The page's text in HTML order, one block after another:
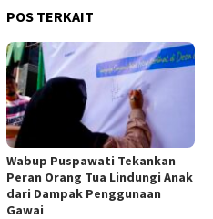
POS TERKAIT
Wabup Puspawati Tekankan
Peran Orang Tua Lindungi Anak
dari Dampak Penggunaan
Gawai